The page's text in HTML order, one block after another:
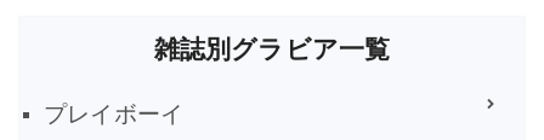
雑誌別グラビア一覧
プレイボーイ